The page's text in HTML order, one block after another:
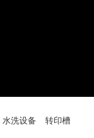
水洗设备 转印槽